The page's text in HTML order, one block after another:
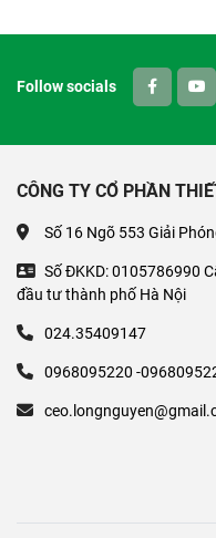
Follow socials
CÔNG TY CỔ PHẦN
Số 16 Ngõ 553 Giải
Số ĐKKD: 0105786990
đầu tư thành phố Hà Nội
024.35409147
0968095220 -